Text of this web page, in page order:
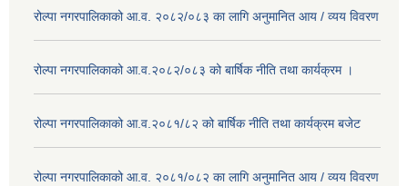
रोल्पा नगरपालिकाको आ.व. २०८२/०८३ का लागि अनुमानित आय / व्यय विवरण
रोल्पा नगरपालिकाको आ.व.२०८२/०८३ को बार्षिक नीति तथा कार्यक्रम ।
रोल्पा नगरपालिकाको आ.व.२०८१/८२ को बार्षिक नीति तथा कार्यक्रम बजेट
रोल्पा नगरपालिकाको आ.व. २०८१/०८२ का लागि अनुमानित आय / व्यय विवरण